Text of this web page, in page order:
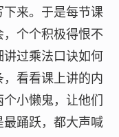
下来。于是每节课
个个积极得恨不
过乘法口诀如何
，看看课上讲的内
小懒鬼，让他们
踊跃，都大声喊